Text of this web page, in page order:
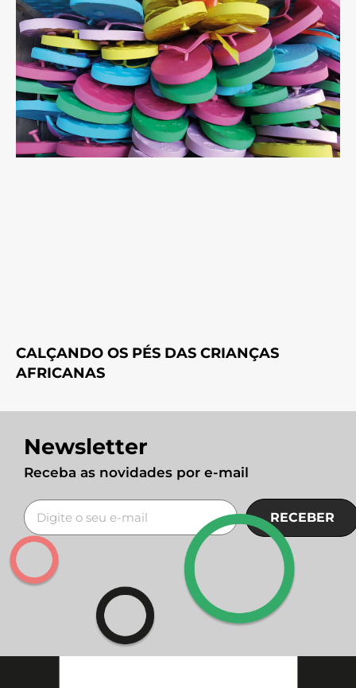
CALÇANDO OS PÉS DAS CRIANÇAS
AFRICANAS
Newsletter
Receba as novidades por e-mail
RECEBER